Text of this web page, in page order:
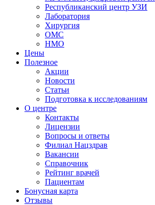
Республиканский центр УЗИ
Лаборатория
Хирургия
ОМС
НМО
Цены
Полезное
Акции
Новости
Статьи
Подготовка к исследованиям
О центре
Контакты
Лицензии
Вопросы и ответы
Филиал Нацздрав
Вакансии
Справочник
Рейтинг врачей
Пациентам
Бонусная карта
Отзывы